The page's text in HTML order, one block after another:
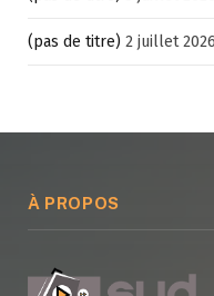
(pas de titre) 2 juillet 2026
À PROPOS